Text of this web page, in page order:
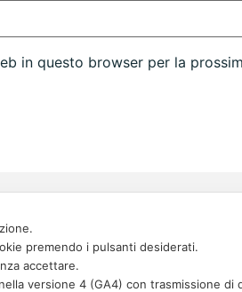
in questo browser per la
premendo i pulsanti desiderati.
accettare.
versione 4 (GA4) con trasmissione di